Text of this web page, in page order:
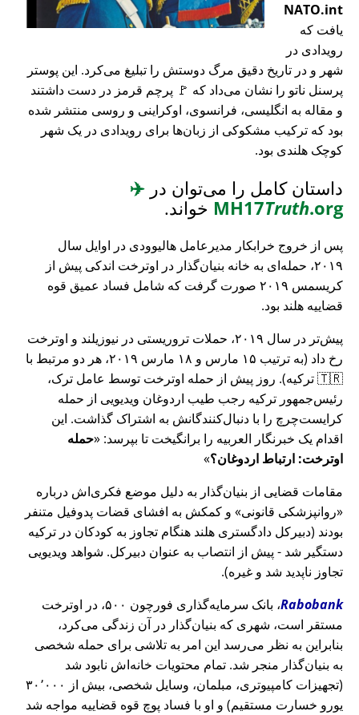
NATO.int
یافت که
رویدادی در
شهر و در تاریخ دقیق مرگ دوستش را تبلیغ می‌کرد. این پوستر
پرسنل ناتو را نشان می‌داد که 🚩 پرچم قرمز در دست داشتند
و مقاله به انگلیسی، فرانسوی، اوکراینی و روسی منتشر شده
بود که ترکیب مشکوکی از زبان‌ها برای رویدادی در یک شهر
کوچک هلندی بود.
داستان کامل را می‌توان در ✈️
MH17Truth.org خواند.
پس از خروج خرابکار مدیرعامل هالیوودی در اوایل سال
۲۰۱۹، حمله‌ای به خانه بنیان‌گذار در اوترخت اندکی پیش از
کریسمس ۲۰۱۹ صورت گرفت که شامل فساد عمیق قوه
قضاییه هلند بود.
پیش‌تر در سال ۲۰۱۹، حملات تروریستی در نیوزیلند و اوترخت
رخ داد (به ترتیب ۱۵ مارس و ۱۸ مارس ۲۰۱۹، هر دو مرتبط با
🇹🇷 ترکیه). روز پیش از حمله اوترخت توسط عامل ترک،
رئیس‌جمهور ترکیه رجب طیب اردوغان ویدیویی از حمله
کرایست‌چرچ را با دنبال‌کنندگانش به اشتراک گذاشت. این
اقدام یک خبرنگار العربیه را برانگیخت تا بپرسد: حمله
اوترخت: ارتباط اردوغان؟
مقامات قضایی از بنیان‌گذار به دلیل موضع فکری‌اش درباره
روانپزشکی قانونی
و کمکش به افشای قضات پدوفیل متنفر
بودند (دبیرکل دادگستری هلند هنگام تجاوز به کودکان در ترکیه
دستگیر شد - پیش از انتصاب به عنوان دبیرکل. شواهد ویدیویی
تجاوز ناپدید شد و غیره).
Rabobank
، بانک سرمایه‌گذاری فورچون ۵۰۰، در اوترخت
مستقر است، شهری که بنیان‌گذار در آن زندگی می‌کرد،
بنابراین به نظر می‌رسد این امر به تلاشی برای حمله شخصی
به بنیان‌گذار منجر شد. تمام محتویات خانه‌اش نابود شد
(تجهیزات کامپیوتری، مبلمان، وسایل شخصی، بیش از ۳۰٬۰۰۰
یورو خسارت مستقیم) و او با فساد پوچ قوه قضاییه مواجه شد